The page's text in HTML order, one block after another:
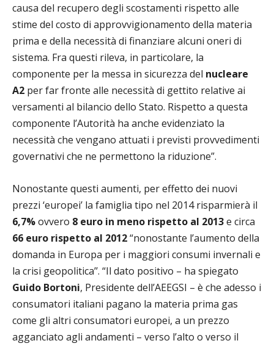
causa del recupero degli scostamenti rispetto alle
stime del costo di approvvigionamento della materia
prima e della necessità di finanziare alcuni oneri di
sistema. Fra questi rileva, in particolare, la
componente per la messa in sicurezza del nucleare
A2 per far fronte alle necessità di gettito relative ai
versamenti al bilancio dello Stato. Rispetto a questa
componente l’Autorità ha anche evidenziato la
necessità che vengano attuati i previsti provvedimenti
governativi che ne permettono la riduzione”.
Nonostante questi aumenti, per effetto dei nuovi
prezzi ‘europei’ la famiglia tipo nel 2014 risparmierà il
6,7%ovvero 8 euro in meno rispetto al 2013e circa
66 euro rispetto al 2012“nonostante l’aumento della
domanda in Europa per i maggiori consumi invernali e
la crisi geopolitica’’. “Il dato positivo – ha spiegato
Guido Bortoni, Presidente dell’AEEGSI – è che adesso i
consumatori italiani pagano la materia prima gas
come gli altri consumatori europei, a un prezzo
agganciato agli andamenti – verso l’alto o verso il